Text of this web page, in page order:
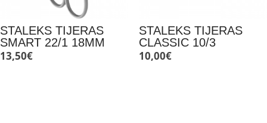
STALEKS TIJERAS
SMART 22/1 18MM
13,50€
STALEKS TIJERAS
CLASSIC 10/3
10,00€